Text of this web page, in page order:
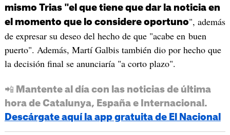
mismo Trias "el que tiene que dar la noticia en
el momento que lo considere oportuno", además
de expresar su deseo del hecho de que "acabe en buen
puerto". Además, Martí Galbis también dio por hecho que
la decisión final se anunciaría "a corto plazo".
📲 Mantente al día con las noticias de última
hora de Catalunya, España e Internacional.
Descárgate aquí la app gratuita de El Nacional